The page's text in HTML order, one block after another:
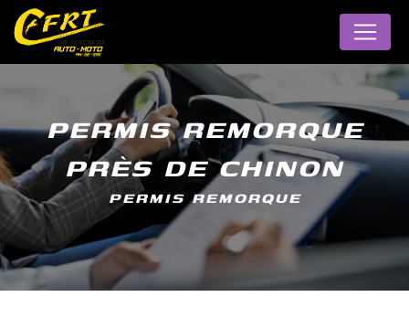
PERMIS REMORQUE
PRÈS DE CHINON
PERMIS REMORQUE
Panneau de gestion des cookies